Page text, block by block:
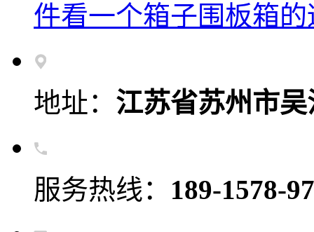
件看一个箱子围板箱的
地址： 江苏省苏州市
服务热线： 189-1578-